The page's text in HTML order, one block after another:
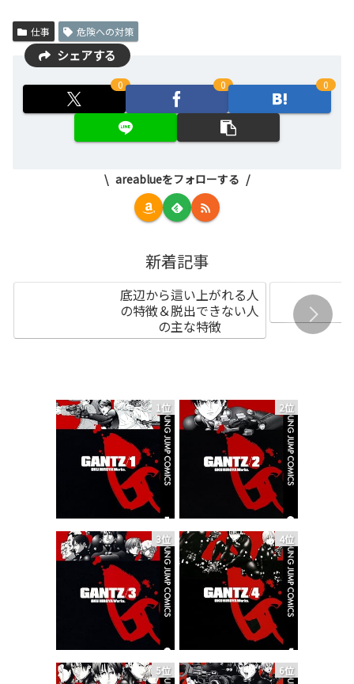
仕事 危険への対策
シェアする
0 0 0
areablueをフォローする
新着記事
底辺から這い上がれる人
の特徴＆脱出できない人
の主な特徴
1位 2位
3位 4位
5位 6位